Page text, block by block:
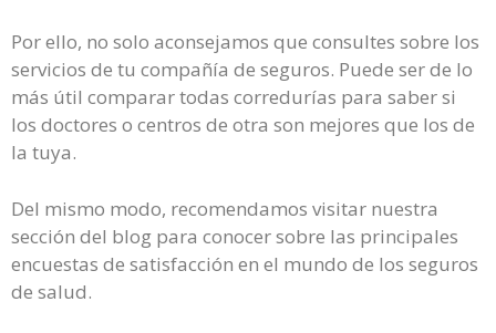
Por ello, no solo aconsejamos que consultes sobre los
servicios de tu compañía de seguros. Puede ser de lo
más útil comparar todas corredurías para saber si
los doctores o centros de otra son mejores que los de
la tuya.
Del mismo modo, recomendamos visitar nuestra
sección del blog para conocer sobre las principales
encuestas de satisfacción en el mundo de los seguros
de salud.